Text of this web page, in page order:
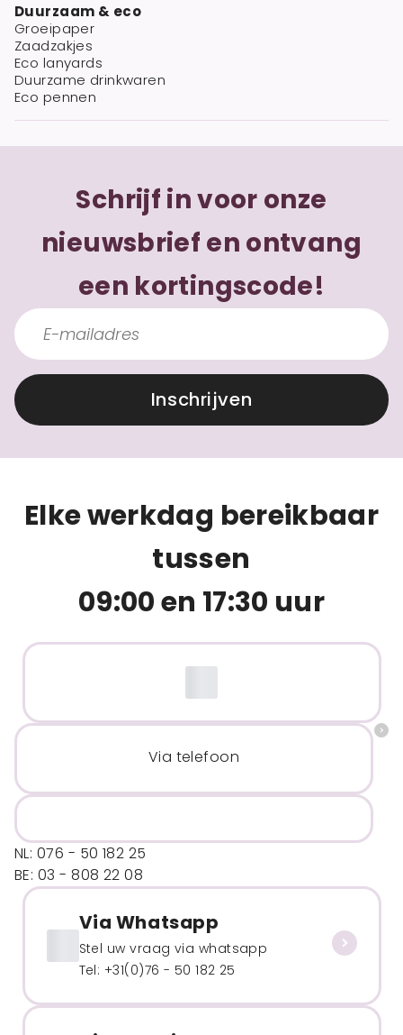
Duurzaam & eco
Groeipaper
Zaadzakjes
Eco lanyards
Duurzame drinkwaren
Eco pennen
Schrijf in voor onze
nieuwsbrief en ontvang
een kortingscode!
Inschrijven
Elke werkdag bereikbaar
tussen
09:00 en 17:30 uur
Via telefoon
NL: 076 - 50 182 25
BE: 03 - 808 22 08
Via Whatsapp
Stel uw vraag via whatsapp
Tel: +31(0)76 - 50 182 25